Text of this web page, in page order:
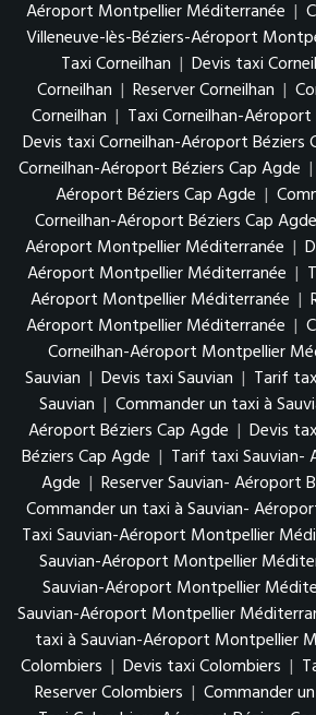
Aéroport Montpellier Méditerranée |
Villeneuve-lès-Béziers-Aéroport
Taxi Corneilhan | Devis taxi
Corneilhan | Reserver Corneilhan |
Corneilhan | Taxi Corneilhan-
Devis taxi Corneilhan-Aéroport Béziers
Corneilhan-Aéroport Béziers Cap Agde |
Aéroport Béziers Cap Agde |
Corneilhan-Aéroport Béziers Cap Agde
Aéroport Montpellier Méditerranée |
Aéroport Montpellier Méditerranée |
Aéroport Montpellier Méditerranée |
Aéroport Montpellier Méditerranée |
Corneilhan-Aéroport Montpellier
Sauvian | Devis taxi Sauvian | Tarif
Sauvian | Commander un taxi à
Aéroport Béziers Cap Agde | Devis
Béziers Cap Agde | Tarif taxi Sauvian-
Agde | Reserver Sauvian- Aéroport
Commander un taxi à Sauvian-
Taxi Sauvian-Aéroport Montpellier
Sauvian-Aéroport Montpellier
Sauvian-Aéroport Montpellier
Sauvian-Aéroport Montpellier
taxi à Sauvian-Aéroport Montpellier
Colombiers | Devis taxi Colombiers |
Reserver Colombiers | Commander